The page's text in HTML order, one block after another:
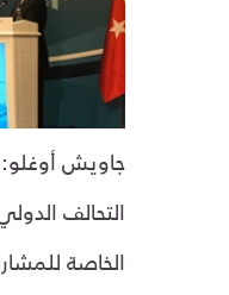
جاويش
التحالف
الخاصة